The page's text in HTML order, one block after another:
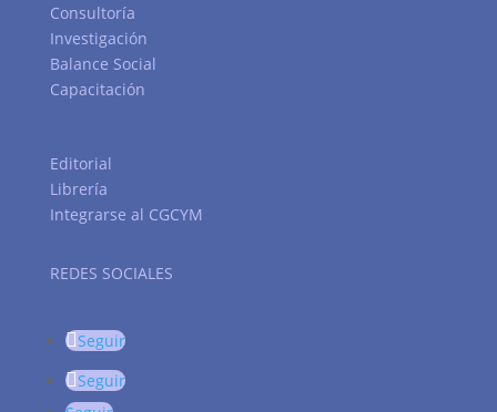
Consultoría
Investigación
Balance Social
Capacitación
Editorial
Librería
Integrarse al CGCYM
REDES SOCIALES
Seguir
Seguir